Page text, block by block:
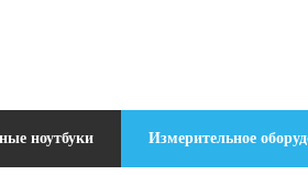
ноутбуки Измерительное